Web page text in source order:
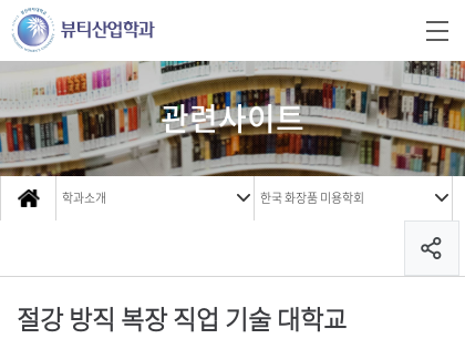
관련사이트
학과소개 한국 화장품 미용학회
절강 방직 복장 직업 기술 대학교